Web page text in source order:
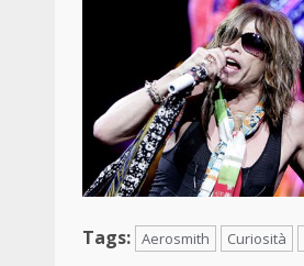
Tags: Aerosmith Curiosità